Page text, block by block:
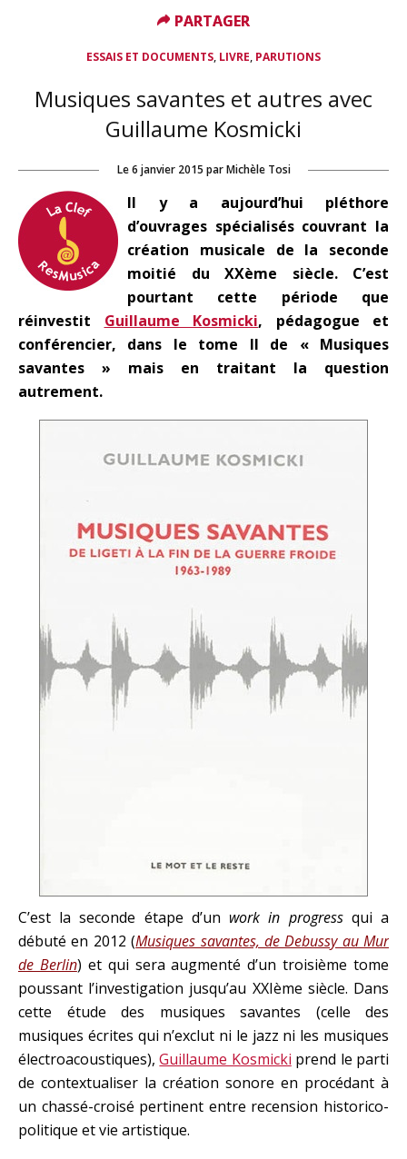
ESSAIS ET DOCUMENTS, LIVRE, PARUTIONS
Musiques savantes et autres avec
Guillaume Kosmicki
Le6 janvier 2015 par Michèle Tosi
Il y a aujourd’hui pléthore
d’ouvrages spécialisés couvrant la
création musicale de la seconde
moitié du XXème siècle. C’est
pourtant cette période que
réinvestit Guillaume Kosmicki, pédagogue et
conférencier, dans le tome II de « Musiques
savantes » mais en traitant la question
autrement.
C’est la seconde étape d’un work in progressqui a
débuté en 2012 (Musiques savantes, de Debussy au Mur
de Berlin) et qui sera augmenté d’un troisième tome
poussant l’investigation jusqu’au XXIème siècle. Dans
cette étude des musiques savantes (celle des
musiques écrites qui n’exclut ni le jazz ni les musiques
électroacoustiques),Guillaume Kosmicki prend le parti
de contextualiser la création sonore en procédant à
un chassé-croisé pertinent entre recension historico-
politique et vie artistique.
PARTAGER
PARTAGER